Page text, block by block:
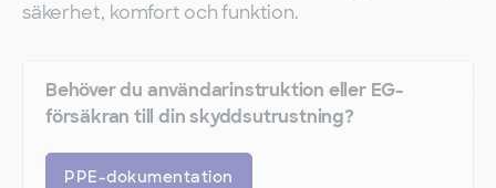
säkerhet, komfort och funktion.
Behöver du användarinstruktion eller EG-
försäkran till din skyddsutrustning?
PPE-dokumentation